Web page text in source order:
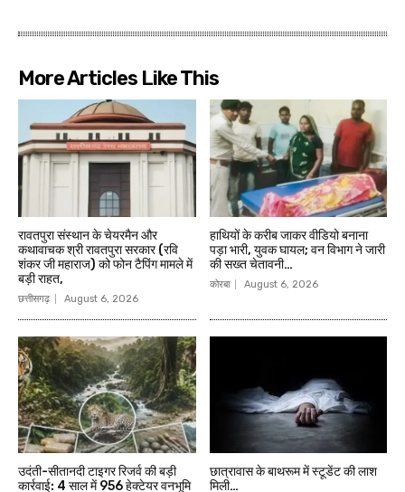
More Articles Like This
रावतपुरा संस्थान के चेयरमैन और
कथावाचक श्री रावतपुरा सरकार (रवि
शंकर जी महाराज) को फोन टैपिंग मामले में
बड़ी राहत,
छत्तीसगढ़ August 6, 2026
हाथियों के करीब जाकर वीडियो बनाना
पड़ा भारी, युवक घायल; वन विभाग ने जारी
की सख्त चेतावनी…
कोरबा August 6, 2026
उदंती-सीतानदी टाइगर रिजर्व की बड़ी
कार्रवाई: 4 साल में 956 हेक्टेयर वनभूमि
छात्रावास के बाथरूम में स्टूडेंट की लाश
मिली…